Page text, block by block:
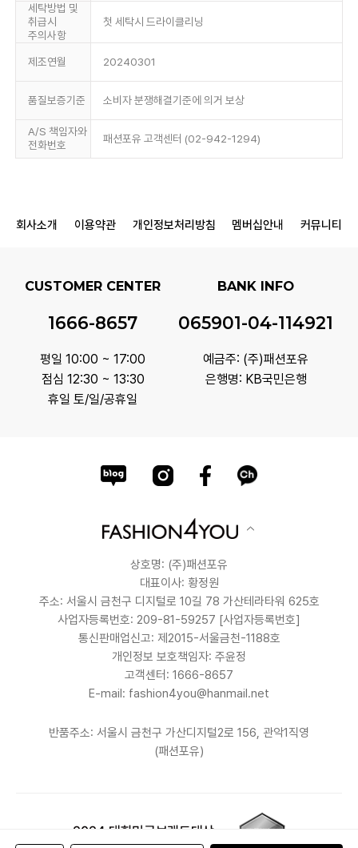
세탁방법 및
취급시
주의사항
첫 세탁시 드라이클리닝
제조연월 20240301
품질보증기준 소비자 분쟁해결기준에 의거 보상
A/S 책임자와
전화번호
패션포유 고객센터 (02-942-1294)
회사소개 이용약관 개인정보처리방침 멤버십안내 커뮤니티
CUSTOMER CENTER
1666-8657
평일 10:00 ~ 17:00
점심 12:30 ~ 13:30
휴일 토/일/공휴일
BANK INFO
065901-04-114921
예금주: (주)패션포유
은행명: KB국민은행
상호명: (주)패션포유
대표이사: 황정원
주소: 서울시 금천구 디지털로 10길 78 가산테라타워 625호
사업자등록번호: 209-81-59257 [사업자등록번호]
통신판매업신고: 제2015-서울금천-1188호
개인정보 보호책임자: 주윤정
고객센터: 1666-8657
E-mail: fashion4you@hanmail.net
반품주소: 서울시 금천구 가산디지털2로 156, 관악1직영
(패션포유)